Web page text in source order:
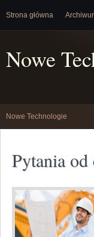
Strona główna
Nowe
Nowe Technologie
Pytania